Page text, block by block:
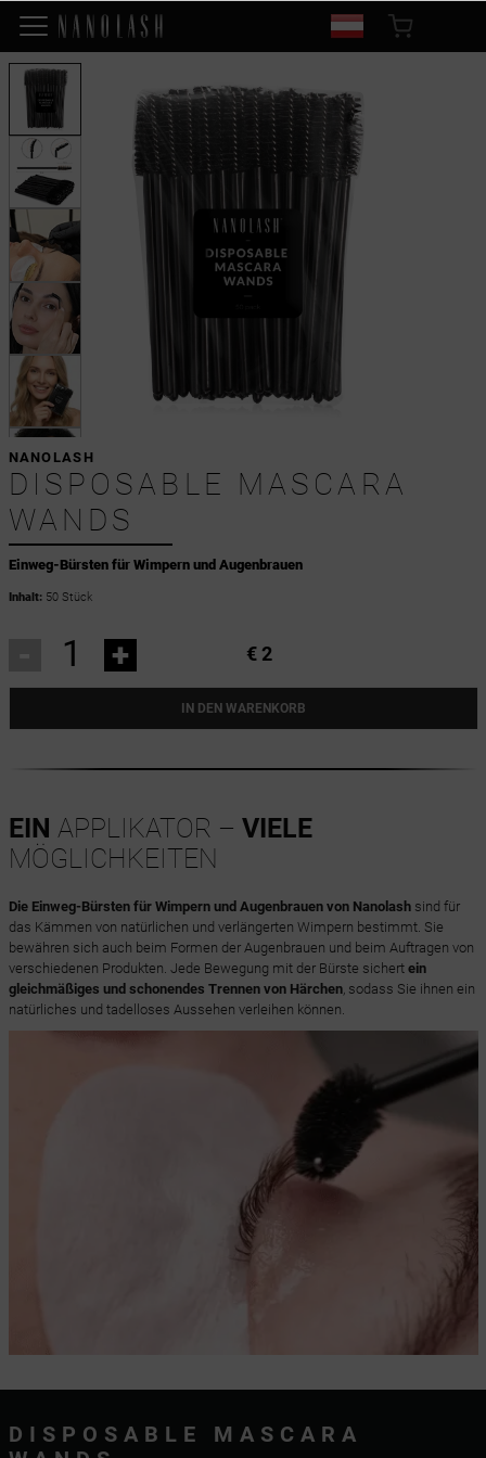
Einweg-Bürsten für Wimpern und Augenbrauen
NANOLASH
DISPOSABLE MASCARA
WANDS
Inhalt: 50 Stück
+ € 2
IN DEN WARENKORB
EIN APPLIKATOR – VIELE
MÖGLICHKEITEN
Die Einweg-Bürsten für Wimpern und Augenbrauen von Nanolashsind für
das Kämmen von natürlichen und verlängerten Wimpern bestimmt. Sie
bewähren sich auch beim Formen der Augenbrauen und beim Auftragen von
verschiedenen Produkten. Jede Bewegung mit der Bürste sichert ein
gleichmäßiges und schonendes Trennen von Härchen, sodass Sie ihnen ein
natürliches und tadelloses Aussehen verleihen können.
DISPOSABLE MASCARA